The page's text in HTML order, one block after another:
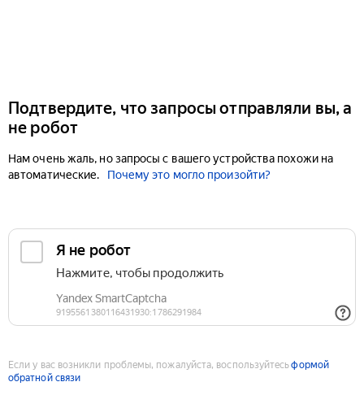
Подтвердите, что запросы отправляли вы, а
не робот
Нам очень жаль, но запросы с вашего устройства похожи на
автоматические.
Почему это могло произойти?
Если у вас возникли проблемы, пожалуйста, воспользуйтесьформой
обратной связи